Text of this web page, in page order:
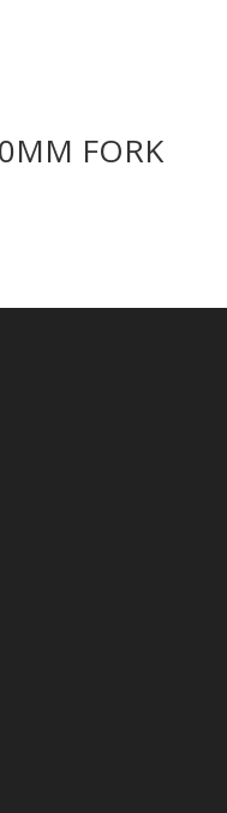
FORK